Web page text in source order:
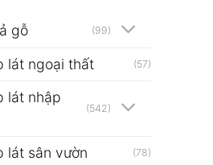
gỗ (99)
lát ngoại thất (57)
lát nhập
(542)
lát sân vườn (78)